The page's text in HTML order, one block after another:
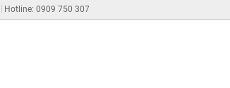
Hotline: 0909 750 307